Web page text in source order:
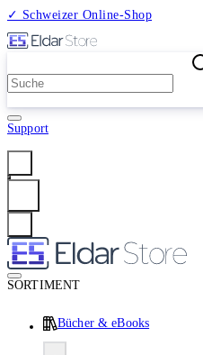
✓ Schweizer Online-Shop
Support
SORTIMENT
Bücher & eBooks